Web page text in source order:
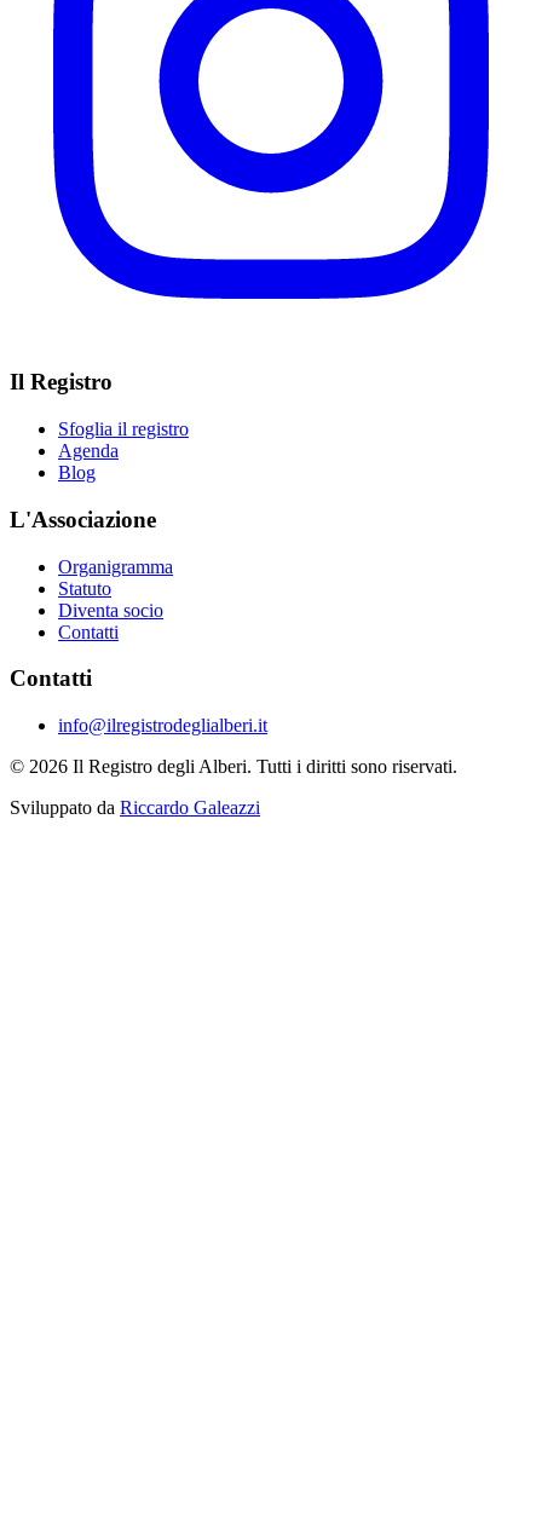
Il Registro
Sfoglia il registro
Agenda
Blog
L'Associazione
Organigramma
Statuto
Diventa socio
Contatti
Contatti
info@ilregistrodeglialberi.it
© 2026 Il Registro degli Alberi. Tutti i diritti sono riservati.
Sviluppato da Riccardo Galeazzi